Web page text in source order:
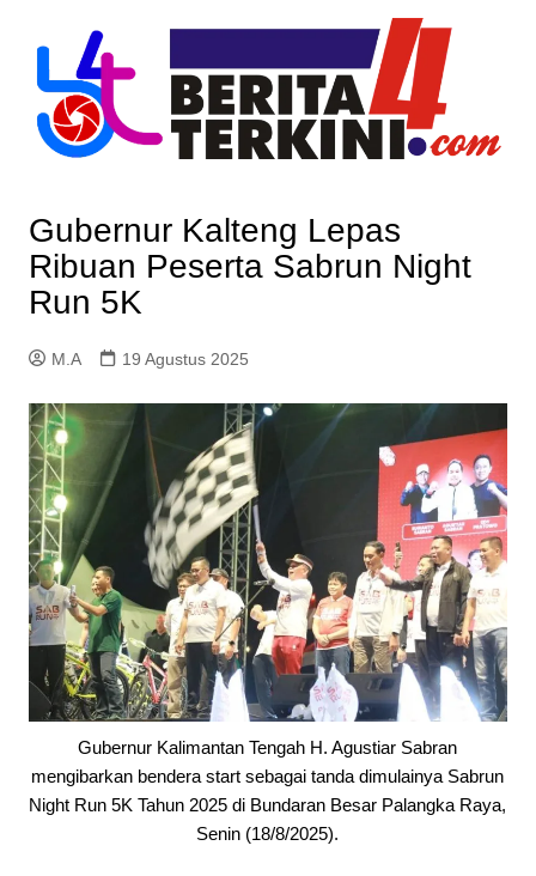
content
Gubernur Kalteng Lepas
Ribuan Peserta Sabrun Night
Run 5K
M.A 19 Agustus 2025
Gubernur Kalimantan Tengah H. Agustiar Sabran
mengibarkan bendera start sebagai tanda dimulainya Sabrun
Night Run 5K Tahun 2025 di Bundaran Besar Palangka Raya,
Senin (18/8/2025).